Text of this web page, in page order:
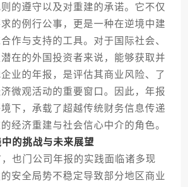
的遵守以及对重建的承诺。它不仅
的例行公事，更是一种在逆境中建
作与支持的工具。对于国际社会、
在的外国投资者来说，能够获取并
业的年报，是评估其商业风险、了
微观活动的重要窗口。因此，年报
下，承载了超越传统财务信息传递
经济重建与社会信心中介的角色。
中的挑战与未来展望
门公司年报的实践面临诸多现
安全局势不稳定导致部分地区商业